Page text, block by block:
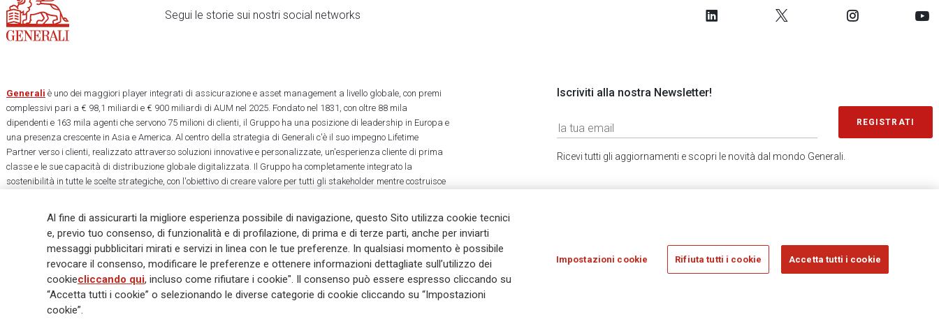
Segui le storie sui nostri social networks
Iscriviti alla nostra Newsletter!
REGISTRATI
Ricevi tutti gli aggiornamenti e scopri le novità dal mondo Generali.
Generali è uno dei maggiori player integrati di assicurazione e asset management a livello globale, con premi
complessivi pari a € 98,1 miliardi e € 900 miliardi di AUM nel 2025. Fondato nel 1831, con oltre 88 mila
dipendenti e 163 mila agenti che servono 75 milioni di clienti, il Gruppo ha una posizione di leadership in Europa e
una presenza crescente in Asia e America. Al centro della strategia di Generali c'è il suo impegno Lifetime
Partner verso i clienti, realizzato attraverso soluzioni innovative e personalizzate, un'esperienza cliente di prima
classe e le sue capacità di distribuzione globale digitalizzata. Il Gruppo ha completamente integrato la
sostenibilità in tutte le scelte strategiche, con l'obiettivo di creare valore per tutti gli stakeholder mentre costruisce
Cookie Policy Privacy & GDPR FATCA EMIR exemption Olocausto Accessibilità
Whistleblowing
FAQ
Al fine di assicurarti la migliore esperienza possibile di navigazione, questo Sito utilizza cookie tecnici
e, previo tuo consenso, di funzionalità e di profilazione, di prima e di terze parti, anche per inviarti
messaggi pubblicitari mirati e servizi in linea con le tue preferenze. In qualsiasi momento è possibile
revocare il consenso, modificare le preferenze e ottenere informazioni dettagliate sull’utilizzo dei
cookiecliccando qui, incluso come rifiutare i cookie". Il consenso può essere espresso cliccando su
“Accetta tutti i cookie” o selezionando le diverse categorie di cookie cliccando su “Impostazioni
cookie”.
Impostazioni cookie Rifiuta tutti i cookie Accetta tutti i cookie